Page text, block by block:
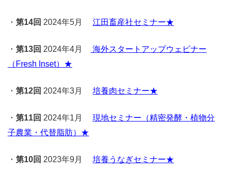
・ 第14回 2024年5月 江田畜産社セミナー★
・ 第13回 2024年4月
海外スタートアップウェビナー
（Fresh Inset） ★
・ 第12回 2024年3月 培養肉セミナー★
・ 第11回 2024年1月 現地セミナー（精密発酵・植物分
子農業・代替脂肪） ★
・ 第10回 2023年9月 培養うなぎセミナー★